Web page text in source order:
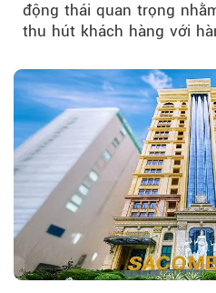
động thái quan trọng
thu hút khách hàng với